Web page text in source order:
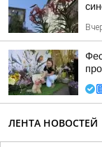
ЛЕНТА НОВОСТЕЙ